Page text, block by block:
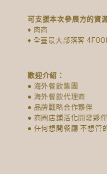
可支援本次參展方的資
♦ 肉商
♦ 全臺最大部落客
歡迎介紹：
● 海外餐飲集團
● 海外餐飲代理商
● 品牌戰略合作夥伴
● 商圈店鋪活化開發夥伴
● 任何想開餐廳 不想管